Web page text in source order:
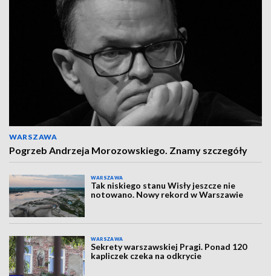
WARSZAWA
Pogrzeb Andrzeja Morozowskiego. Znamy szczegóły
WARSZAWA
Tak niskiego stanu Wisły jeszcze nie
notowano. Nowy rekord w Warszawie
WARSZAWA
Sekrety warszawskiej Pragi. Ponad 120
kapliczek czeka na odkrycie